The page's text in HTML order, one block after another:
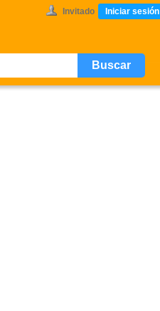
Invitado Iniciar sesión